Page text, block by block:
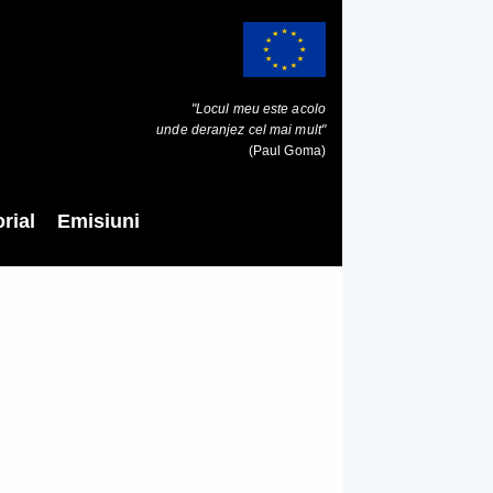
"Locul meu este acolo
unde deranjez cel mai mult"
(Paul Goma)
Emisiuni